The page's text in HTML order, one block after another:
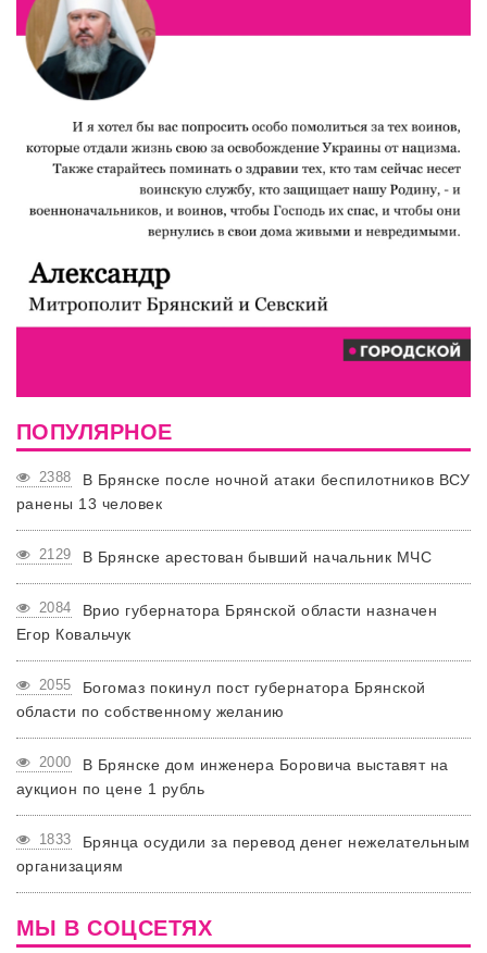
ПОПУЛЯРНОЕ
2388
В Брянске после ночной атаки беспилотников ВСУ
ранены 13 человек
2129 В Брянске арестован бывший начальник МЧС
2084
Врио губернатора Брянской области назначен
Егор Ковальчук
2055
Богомаз покинул пост губернатора Брянской
области по собственному желанию
2000
В Брянске дом инженера Боровича выставят на
аукцион по цене 1 рубль
1833
Брянца осудили за перевод денег нежелательным
организациям
МЫ В СОЦСЕТЯХ